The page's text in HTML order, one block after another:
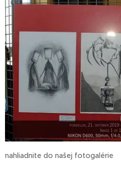
nahliadnite do našej fotogalérie